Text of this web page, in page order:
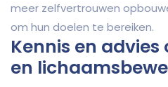
meer zelfvertrouwen
om hun doelen te bereiken.
Kennis en
en